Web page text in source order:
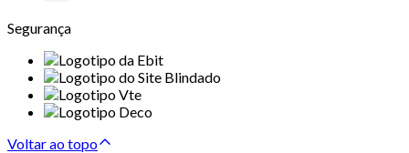
Segurança
Voltar ao topo